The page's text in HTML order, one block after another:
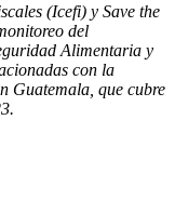
(Icefi) y Save the
del
Alimentaria y
con la
Guatemala, que cubre